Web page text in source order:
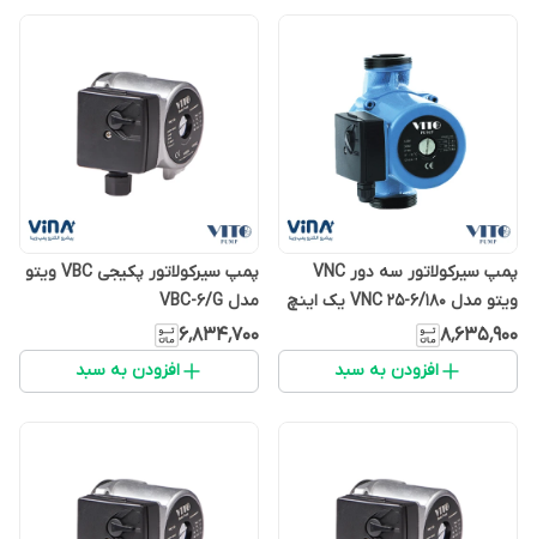
پمپ سیرکولاتور سه دور VNC
ویتو مدل VNC 25-6/180 یک اینچ
۸٬۶۳۵٬۹۰۰
افزودن به سبد
پمپ سیرکولاتور پکیجی VBC ویتو
مدل VBC-6/G
۶٬۸۳۴٬۷۰۰
افزودن به سبد